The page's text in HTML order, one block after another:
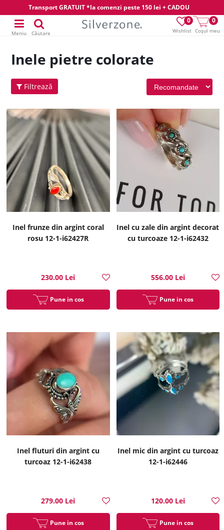
Transport GRATUIT *la comenzi peste 150 lei + CADOU
Wishlist
0
Coșul meu
0
Meniu Căutare
Inele pietre colorate
Filtrează
Inel frunze din argint coral
rosu 12-1-i62427R
230.00 Lei
Pune in cos
Inel cu zale din argint decorat
cu turcoaze 12-1-i62432
556.00 Lei
Pune in cos
Inel fluturi din argint cu
turcoaz 12-1-i62438
279.00 Lei
Pune in cos
Inel mic din argint cu turcoaz
12-1-i62446
120.00 Lei
Pune in cos